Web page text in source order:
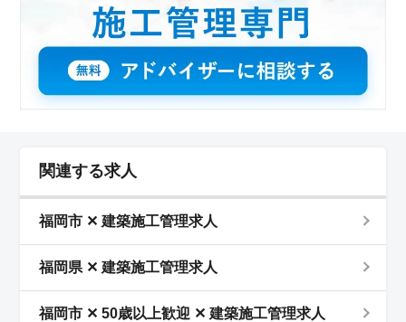
関連する求人
福岡市 ✕ 建築施工管理求人
福岡県 ✕ 建築施工管理求人
福岡市 ✕ 50歳以上歓迎 ✕ 建築施工管理求人